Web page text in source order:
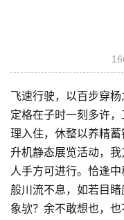
飞速行驶，以百步穿
定格在子时一刻多许
理入住，休整以养精
升机静态展览活动，
人手方可进行。恰逢
般川流不息，如若目
象欤？余不敢想也，